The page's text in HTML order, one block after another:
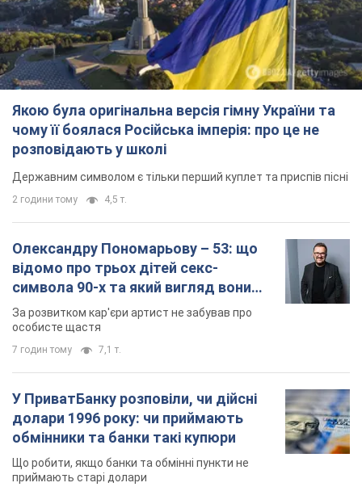
Олександру Пономарьову – 53: що
відомо про трьох дітей секс-
символа 90-х та який вигляд вони
За розвитком кар'єри артист не забував про
особисте щастя
7 годин тому
У ПриватБанку розповіли, чи дійсні
долари 1996 року: чи приймають
обмінники та банки такі купюри
Що робити, якщо банки та обмінні пункти не
приймають старі долари
8 годин тому 62,3 т.